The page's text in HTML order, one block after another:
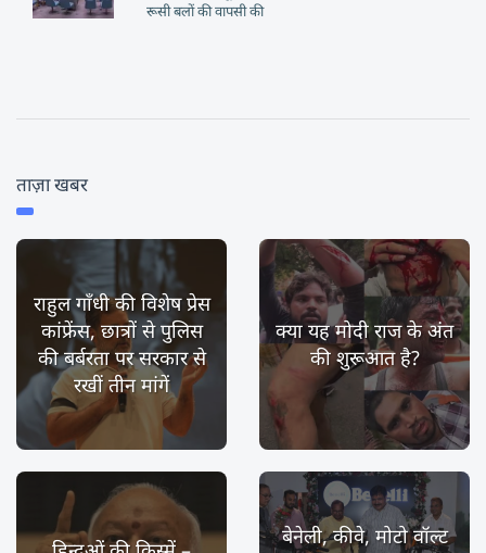
रूसी बलों की वापसी की
ताज़ा खबर
राहुल गाँधी की विशेष प्रेस
कांफ्रेंस, छात्रों से पुलिस
की बर्बरता पर सरकार से
रखीं तीन मांगें
क्या यह मोदी राज के अंत
की शुरूआत है?
बेनेली, कीवे, मोटो वॉल्ट